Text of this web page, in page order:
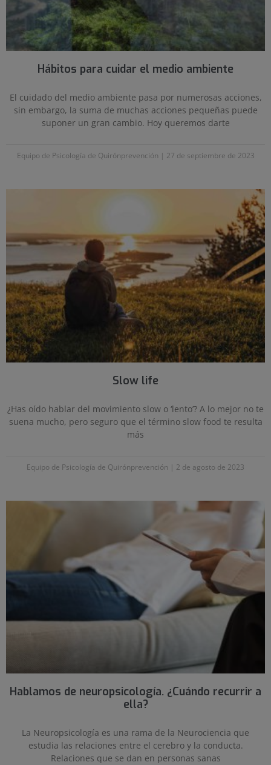
Hábitos para cuidar el medio ambiente
Equipo de Psicología de Quirónprevención 27 de septiembre de 2023
El cuidado del medio ambiente pasa por numerosas acciones,
sin embargo, la suma de muchas acciones pequeñas puede
suponer un gran cambio. Hoy queremos darte
Slow life
Equipo de Psicología de Quirónprevención 2 de agosto de 2023
¿Has oído hablar del movimiento slow o ‘lento’? A lo mejor no te
suena mucho, pero seguro que el término slow food te resulta
más
Hablamos de neuropsicología. ¿Cuándo recurrir a
ella?
La Neuropsicología es una rama de la Neurociencia que
estudia las relaciones entre el cerebro y la conducta.
Relaciones que se dan en personas sanas